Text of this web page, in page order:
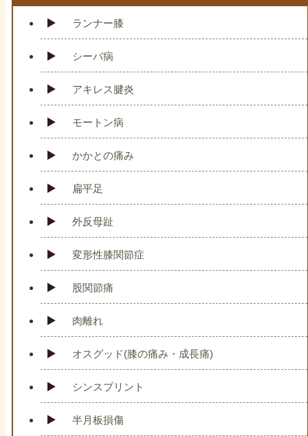
ランナー膝
シーバ病
アキレス腱炎
モートン病
かかとの痛み
扁平足
外反母趾
変形性膝関節症
股関節痛
肉離れ
オスグッド(膝の痛み・成長痛)
シンスプリント
半月板損傷